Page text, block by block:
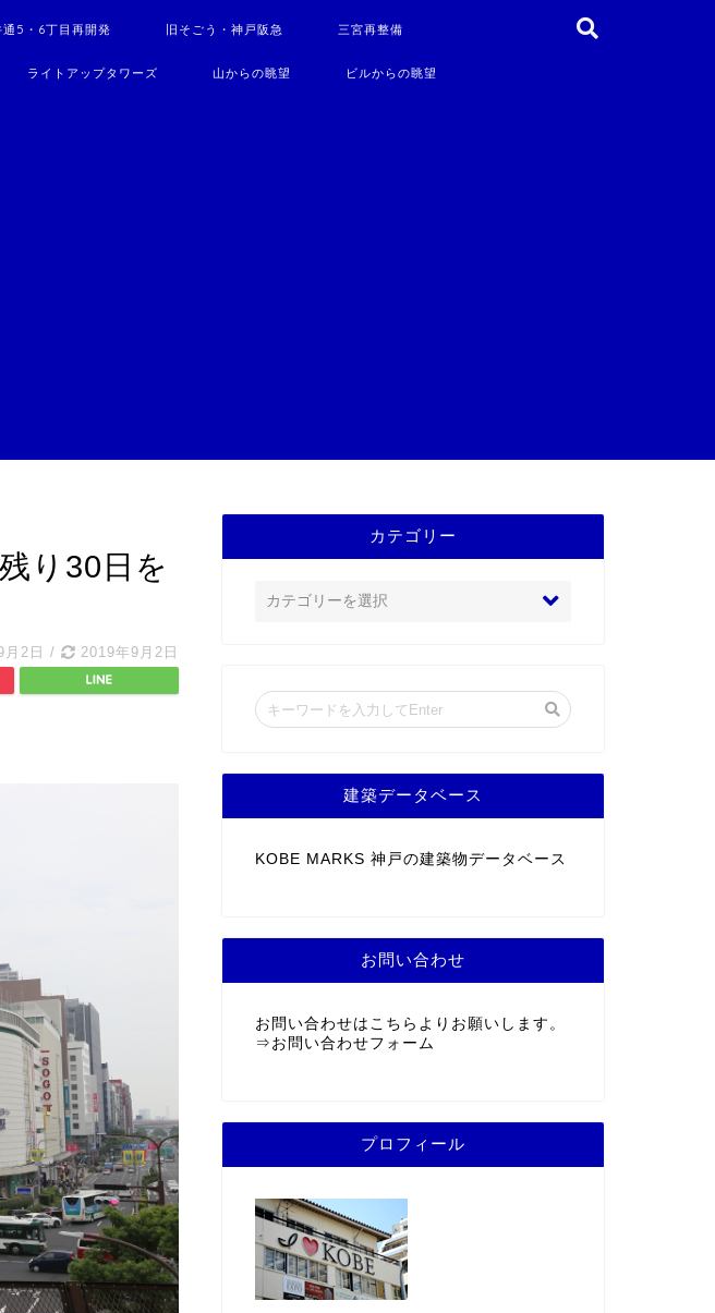
通5・6丁目再開発 旧そごう・神戸阪急 三宮再整備
ライトアップタワーズ 山からの眺望 ビルからの眺望
り30日を
2日 / 2019年9月2日
カテゴリー
建築データベース
KOBE MARKS 神戸の建築物データベース
お問い合わせ
お問い合わせはこちらよりお願いします。
⇒ お問い合わせフォーム
プロフィール